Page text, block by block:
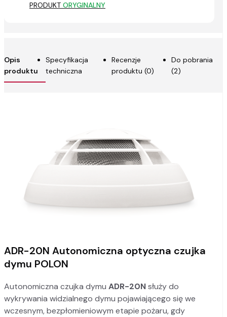
PRODUKT ORYGINALNY
Opis
produktu
Do pobrania
(2)
Specyfikacja
techniczna
Recenzje
produktu (0)
ADR-20N Autonomiczna optyczna czujka
dymu POLON
Autonomiczna czujka dymu ADR-20Nsłuży do
wykrywania widzialnego dymu pojawiającego się we
wczesnym, bezpłomieniowym etapie pożaru, gdy